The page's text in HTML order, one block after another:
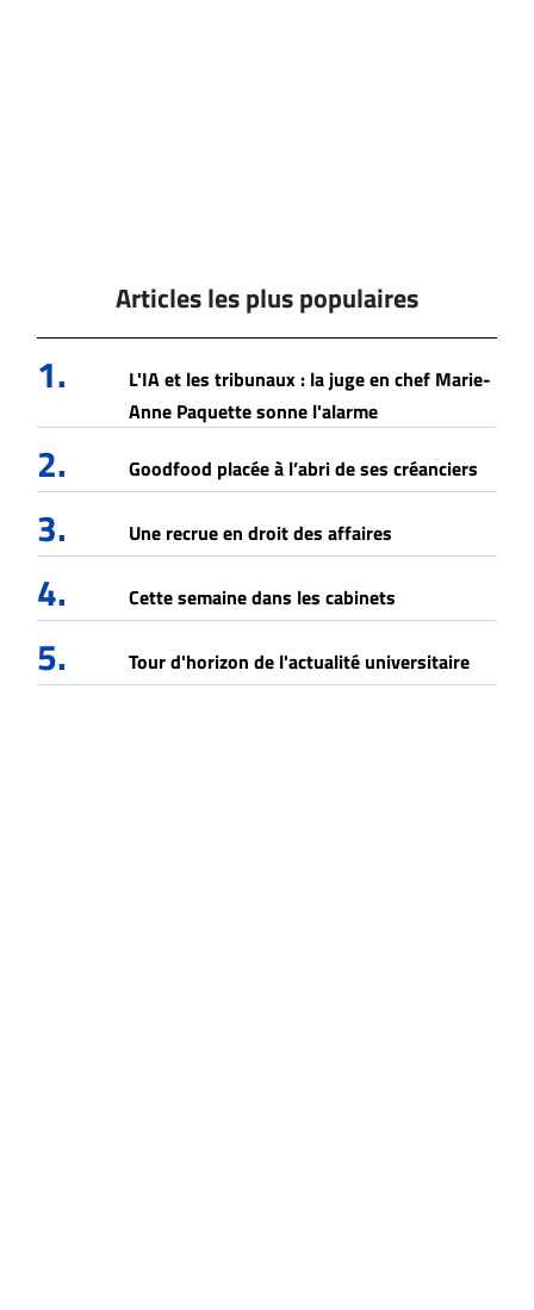
Articles les plus populaires
1.
L'IA et les tribunaux : la juge en chef Marie-
Anne Paquette sonne l'alarme
2. Goodfood placée à l’abri de ses créanciers
3. Une recrue en droit des affaires
4. Cette semaine dans les cabinets
5. Tour d'horizon de l'actualité universitaire